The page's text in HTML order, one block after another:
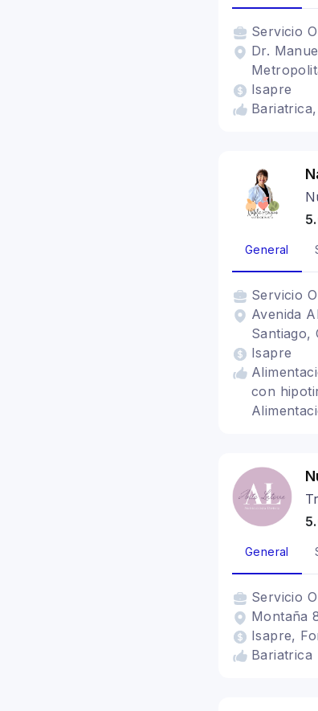
Servicio
Dr.
Isapre
General
Servicio
Avenida
Santiago,
Isapre
con
General
Servicio
Montaña
Isapre,
Bariatrica